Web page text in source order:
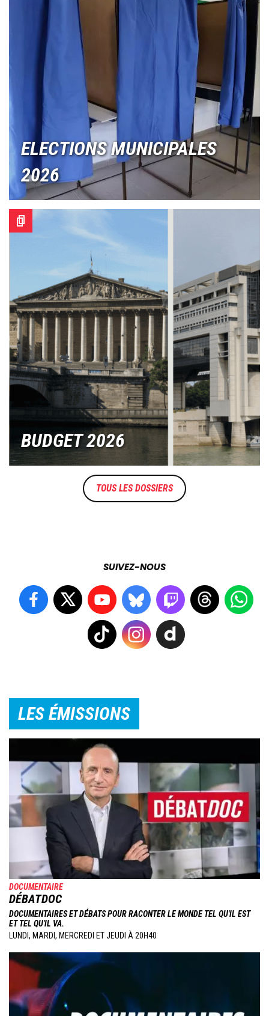
ELECTIONS MUNICIPALES
2026
Image
BUDGET 2026
TOUS LES DOSSIERS
SUIVEZ-NOUS
LES ÉMISSIONS
DOCUMENTAIRE
DÉBATDOC
DOCUMENTAIRES ET DÉBATS POUR RACONTER LE MONDE TEL QU'IL EST
ET TEL QU'IL VA.
LUNDI, MARDI, MERCREDI ET JEUDI À 20H40
Image